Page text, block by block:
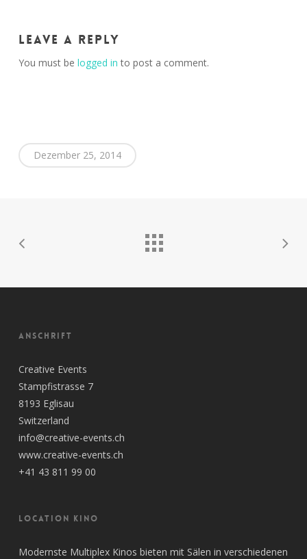
Leave a Reply
You must be logged in to post a comment.
Dezember 25, 2014
ANSCHRIFT
Creative Events
Stampfistrasse 7
8193 Eglisau
Switzerland
info@creative-events.ch
www.creative-events.ch
+41 43 811 99 00
LOCATION KINO
Modernste Multiplex Kinos bieten mit Sälen in verschiedenen